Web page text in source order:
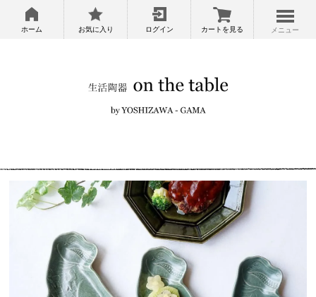
ホーム お気に入り ログイン カートを見る メニュー